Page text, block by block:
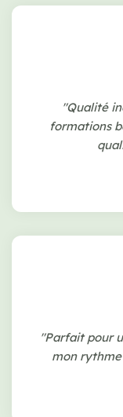
"Qualité
formations
"Parfait pour
mon